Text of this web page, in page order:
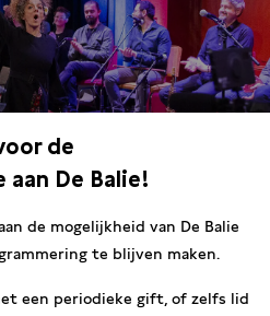
de
De Balie!
de mogelijkheid van De Balie
te blijven maken.
een periodieke gift, of zelfs lid